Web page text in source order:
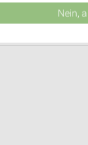
Uhr |
WerbungNein,